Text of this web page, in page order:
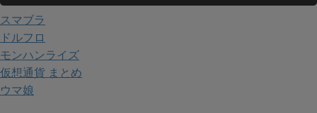
スマブラ
ドルフロ
モンハンライズ
仮想通貨 まとめ
ウマ娘